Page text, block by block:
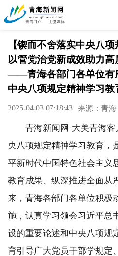
【锲而不舍落实中央八项
以管党治党新成效助力高
——青海各部门各单位有
中央八项规定精神学习教
2025-04-03 07:18:43 来源：青海
青海新闻网·大美青海客
央八项规定精神学习教育，
平新时代中国特色社会主义
教育成果、纵深推进全面从
来，青海各部门各单位积极
施，认真学习领会习近平总
设的重要论述和中央八项规
育引导广大党员干部学规定